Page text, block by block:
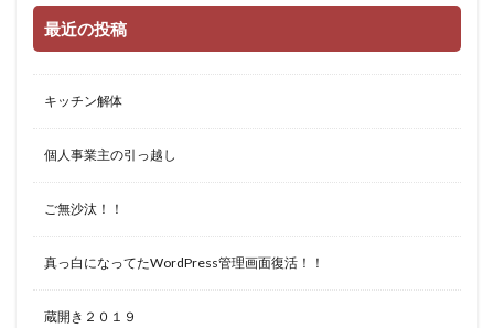
最近の投稿
キッチン解体
個人事業主の引っ越し
ご無沙汰！！
真っ白になってたWordPress管理画面復活！！
蔵開き２０１９